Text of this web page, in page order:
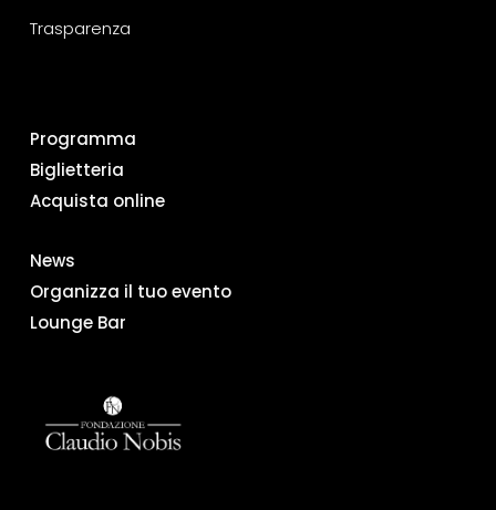
Trasparenza
Programma
Biglietteria
Acquista online
News
Organizza il tuo evento
Lounge Bar